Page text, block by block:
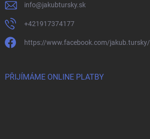
info@jakubtursky.sk
+421917374177
https://www.facebook.com/jakub.tursky/
PŘIJÍMÁME ONLINE PLATBY